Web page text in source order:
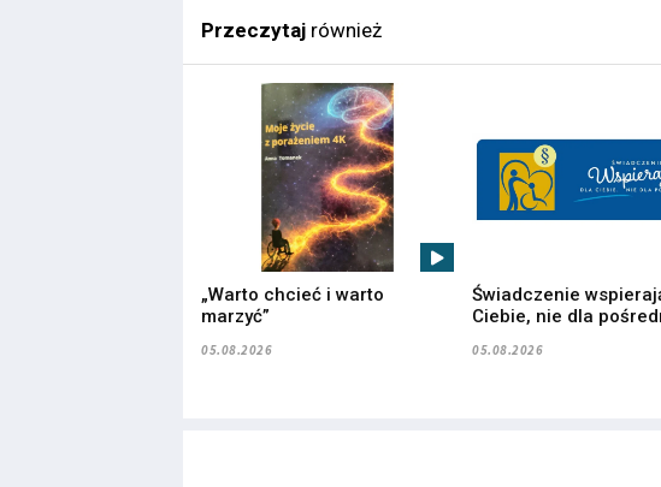
Przeczytaj również
„Warto chcieć i warto
marzyć”
05.08.2026
Świadczenie
Ciebie, nie dla
05.08.2026